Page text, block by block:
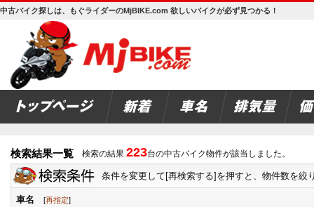
中古バイク探しは、もぐライダーのMjBIKE.com 欲しいバイクが必ず見つかる！
検索結果一覧 検索の結果 223台の中古バイク物件が該当しました。
条件を変更して[再検索する]を押すと、物件数を絞
車名 [再指定]